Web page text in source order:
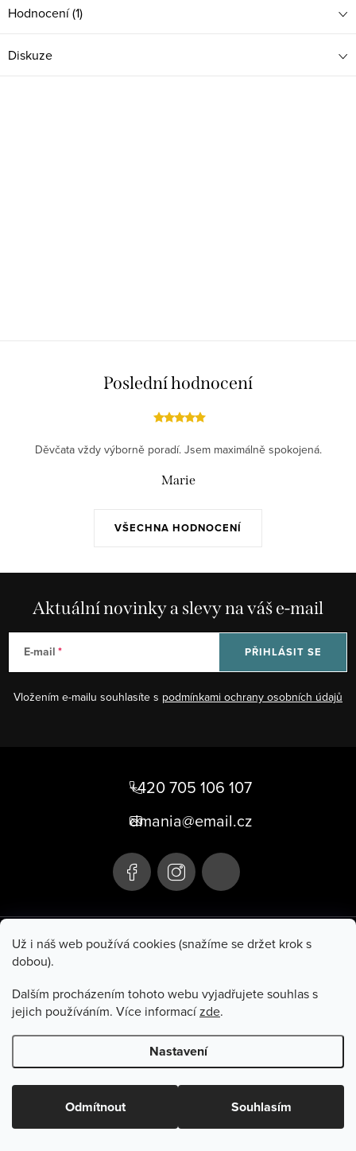
Už i náš web používá cookies (snažíme se držet krok s
dobou).
Dalším procházením tohoto webu vyjadřujete souhlas s
jejich používáním. Více informacízde.
Nastavení
Odmítnout Souhlasím
Hodnocení (1)
Diskuze
Poslední hodnocení
VŠECHNA HODNOCENÍ
Děvčata vždy výborně poradí. Jsem maximálně spokojená.
Marie
Aktuální novinky a slevy na váš e-mail
E-mail
Vložením e-mailu souhlasíte s podmínkami ochrany osobních údajů
PŘIHLÁSIT SE
+420 705 106 107
dmania@email.cz
+420 705 106 107
Informace pro vás
Copyright 2026Dmania. Všechna práva vyhrazena.